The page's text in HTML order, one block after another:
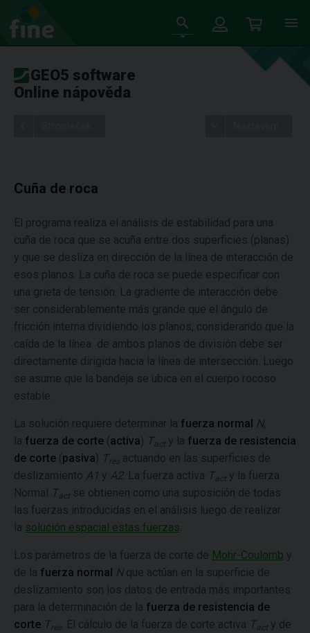
GEO5 software
Online nápověda
Cuña de roca
El programa realiza el análisis de estabilidad para una
cuña de roca que se acuña entre dos superficies (planas)
y que se desliza en dirección de la línea de interacción de
esos planos. La cuña de roca se puede especificar con
una grieta de tensión. La gradiente de interacción debe
ser considerablemente más grande que el ángulo de
fricción interna dividiendo los planos, considerando que la
caída de la línea de ambos planos de división debe ser
directamente dirigida hacia la línea de intersección. Luego
se asume que la bandeja se ubica en el cuerpo rocoso
estable.
La solución requiere determinar la fuerza normal N,
la fuerza de corte ( activa) T act y la fuerza de resistencia
de corte ( pasiva) Tres actuando en las superficies de
deslizamiento A1 y A2. La fuerza activa T act y la fuerza
Normal T act se obtienen como una suposición de todas
las fuerzas introducidas en el análisis luego de realizar
la solución espacial estas fuerzas
Los parámetros de la fuerza de corte de Mohr-Coulomb y
de la fuerza normal Nque actúan en la superficie de
deslizamiento son los datos de entrada más importantes
para la determinación de la fuerza de resistencia de
corte Tres . El cálculo de la fuerza de corte activa T act y de